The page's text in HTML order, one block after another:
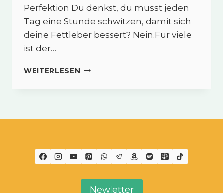
Perfektion Du denkst, du musst jeden
Tag eine Stunde schwitzen, damit sich
deine Fettleber bessert? Nein.Für viele
ist der…
WEITERLESEN BEWEGUNG
MINUTEN
MEHR
BRINGEN
Newletter